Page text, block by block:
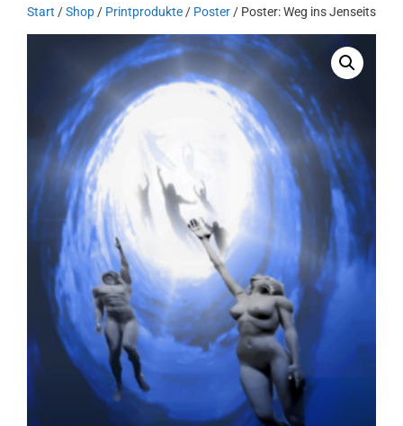
Start /Shop/ Printprodukte/ Poster/ Poster: Weg ins Jenseits